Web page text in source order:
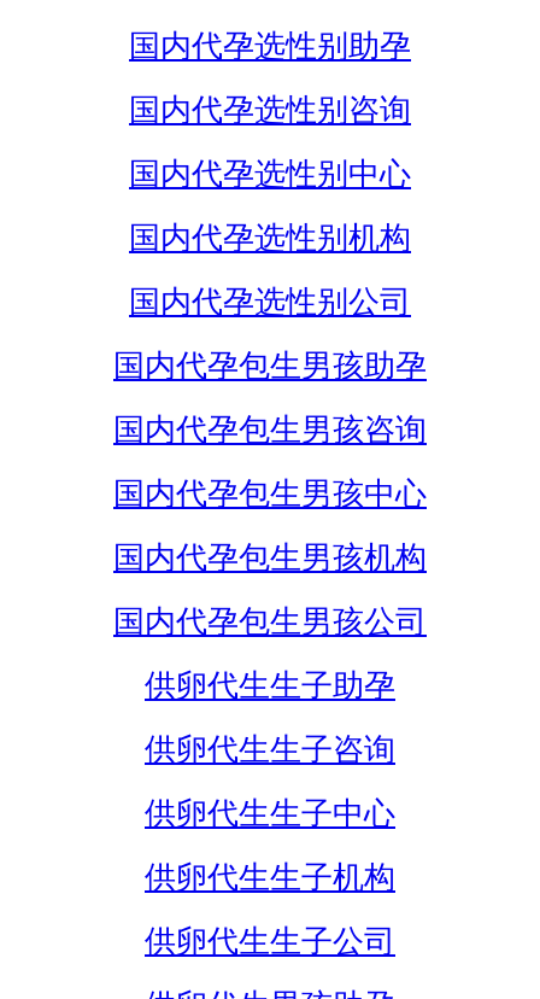
国内代孕选性别助孕
国内代孕选性别咨询
国内代孕选性别中心
国内代孕选性别机构
国内代孕选性别公司
国内代孕包生男孩助孕
国内代孕包生男孩咨询
国内代孕包生男孩中心
国内代孕包生男孩机构
国内代孕包生男孩公司
供卵代生生子助孕
供卵代生生子咨询
供卵代生生子中心
供卵代生生子机构
供卵代生生子公司